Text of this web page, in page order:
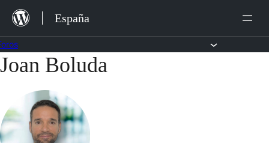
Saltar
contenido
España
Saltar
contenido
Joan Boluda